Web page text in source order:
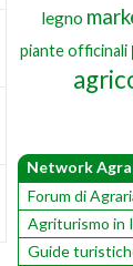
legno
piante officinali
Network
Forum di
Agriturismo in
Guide